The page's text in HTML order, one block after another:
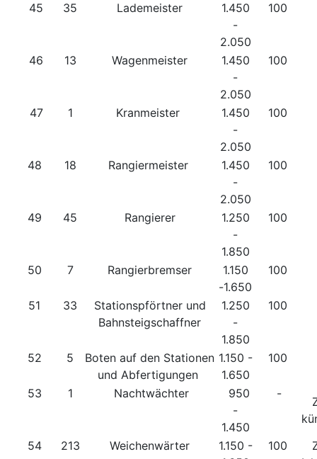
45 35 Lademeister
1.450
-
2.050
100
46 13 Wagenmeister
1.450
-
2.050
100
47 1 Kranmeister
1.450
-
2.050
100
48 18 Rangiermeister
1.450
-
2.050
100
49 45 Rangierer
1.250
-
1.850
100
50 7 Rangierbremser
1.150
-1.650
100
51 33
Stationspförtner und
Bahnsteigschaffner
1.250
-
1.850
100
52 5
Boten auf den Stationen
und Abfertigungen
1.150 -
1.650
100
53 1 Nachtwächter
950
-
1.450
-
54
213 Weichenwärter
1.150 -
100